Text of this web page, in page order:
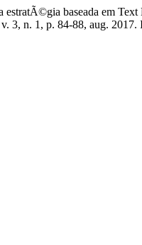
baseada em
3, n. 1, p. 84-88, aug.